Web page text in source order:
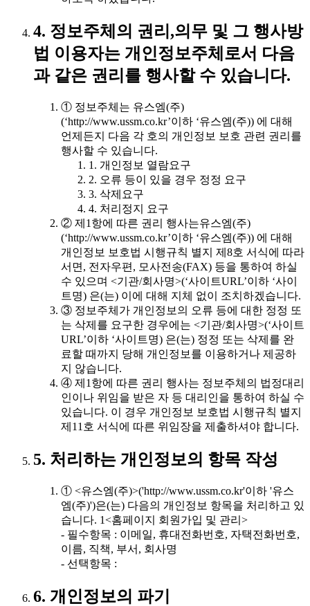
4. 정보주체의 권리,의무 및 그 행사방
법 이용자는 개인정보주체로서 다음
과 같은 권리를 행사할 수 있습니다.
① 정보주체는 유스엠(주)
(‘http://www.ussm.co.kr’이하 ‘유스엠(주)) 에 대해
언제든지 다음 각 호의 개인정보 보호 관련 권리를
행사할 수 있습니다.
1. 개인정보 열람요구
2. 오류 등이 있을 경우 정정 요구
3. 삭제요구
4. 처리정지 요구
② 제1항에 따른 권리 행사는유스엠(주)
(‘http://www.ussm.co.kr’이하 ‘유스엠(주)) 에 대해
개인정보 보호법 시행규칙 별지 제8호 서식에 따라
서면, 전자우편, 모사전송(FAX) 등을 통하여 하실
수 있으며 <기관/회사명>(‘사이트URL’이하 ‘사이
트명) 은(는) 이에 대해 지체 없이 조치하겠습니다.
③ 정보주체가 개인정보의 오류 등에 대한 정정 또
는 삭제를 요구한 경우에는 <기관/회사명>(‘사이트
URL’이하 ‘사이트명) 은(는) 정정 또는 삭제를 완
료할 때까지 당해 개인정보를 이용하거나 제공하
지 않습니다.
④ 제1항에 따른 권리 행사는 정보주체의 법정대리
인이나 위임을 받은 자 등 대리인을 통하여 하실 수
있습니다. 이 경우 개인정보 보호법 시행규칙 별지
제11호 서식에 따른 위임장을 제출하셔야 합니다.
5. 처리하는 개인정보의 항목 작성
① <유스엠(주)>('http://www.ussm.co.kr'이하 '유스
엠(주)')은(는) 다음의 개인정보 항목을 처리하고 있
습니다. 1<홈페이지 회원가입 및 관리>
- 필수항목 : 이메일, 휴대전화번호, 자택전화번호,
이름, 직책, 부서, 회사명
- 선택항목 :
6. 개인정보의 파기